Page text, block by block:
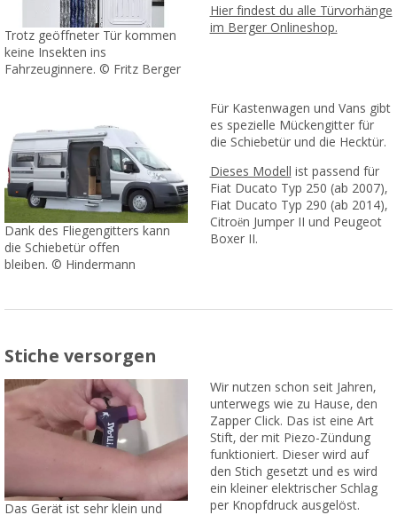
Trotz geöffneter Tür kommen
keine Insekten ins
Fahrzeuginnere. © Fritz Berger
Hier findest du alle Türvorhänge
im Berger Onlineshop.
Dank des Fliegengitters kann
die Schiebetür offen
bleiben. © Hindermann
Für Kastenwagen und Vans gibt
es spezielle Mückengitter für
die Schiebetür und die Hecktür.
Dieses Modell
ist passend für
Fiat Ducato Typ 250 (ab 2007),
Fiat Ducato Typ 290 (ab 2014),
Citroёn Jumper II und Peugeot
Boxer II.
Stiche versorgen
Das Gerät ist sehr klein und
Wir nutzen schon seit Jahren,
unterwegs wie zu Hause, den
Zapper Click. Das ist eine Art
Stift, der mit Piezo-Zündung
funktioniert. Dieser wird auf
den Stich gesetzt und es wird
ein kleiner elektrischer Schlag
per Knopfdruck ausgelöst.